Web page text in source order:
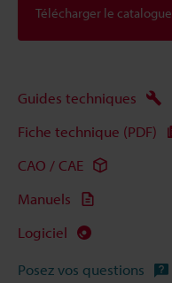
Télécharger le catalogue
Guides techniques
Fiche technique (PDF)
CAO / CAE
Manuels
Logiciel
Posez vos questions